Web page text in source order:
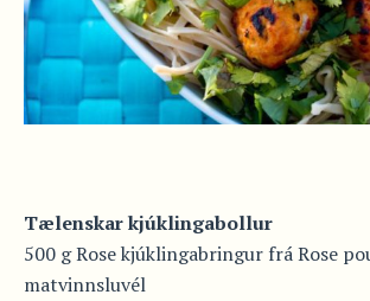
Tælenskar kjúklingabollur
500 g Rose kjúklingabringur frá Rose
matvinnsluvél